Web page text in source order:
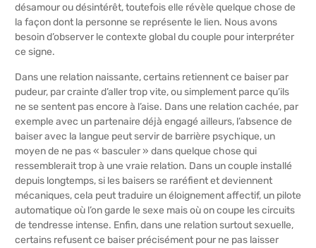
désamour ou désintérêt, toutefois elle révèle quelque chose de
la façon dont la personne se représente le lien. Nous avons
besoin d’observer le contexte global du couple pour interpréter
ce signe.
Dans une relation naissante, certains retiennent ce baiser par
pudeur, par crainte d’aller trop vite, ou simplement parce qu’ils
ne se sentent pas encore à l’aise. Dans une relation cachée, par
exemple avec un partenaire déjà engagé ailleurs, l’absence de
baiser avec la langue peut servir de barrière psychique, un
moyen de ne pas « basculer » dans quelque chose qui
ressemblerait trop à une vraie relation. Dans un couple installé
depuis longtemps, si les baisers se raréfient et deviennent
mécaniques, cela peut traduire un éloignement affectif, un pilote
automatique où l’on garde le sexe mais où on coupe les circuits
de tendresse intense. Enfin, dans une relation surtout sexuelle,
certains refusent ce baiser précisément pour ne pas laisser